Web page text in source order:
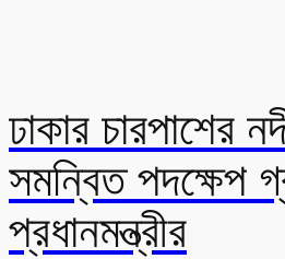
ঢাকার চারপাশের
সমন্বিত পদক্ষেপ
প্রধানমন্ত্রীর